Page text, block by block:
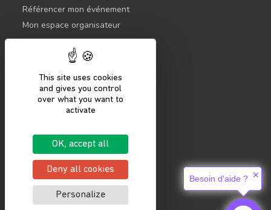
This site uses cookies
and gives you control
over what you want to
activate
OK, accept all
Deny all cookies
Personalize
Référencer mon événement
Mon espace organisateur
CONTACTEZ-NOUS
COMMENCER
Se connecter
Mentions légales
Politique de confidentialité
Besoin d'aide ? ✕